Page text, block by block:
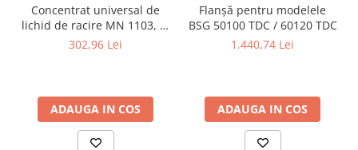
Concentrat universal de
lichid de racire MN 1103, in
bidon de 5 l
302,96 Lei
ADAUGA IN COS
Flanșă pentru modelele
BSG 50100 TDC / 60120 TDC
1.440,74 Lei
ADAUGA IN COS